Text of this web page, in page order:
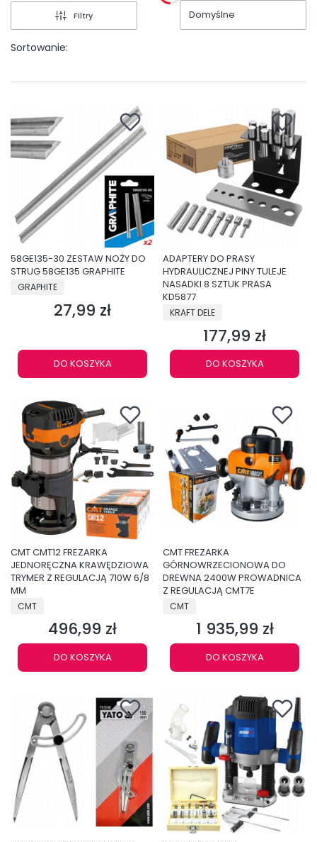
Filtry
Sortowanie:
Domyślne
58GE135-30 ZESTAW NOŻY DO
STRUG 58GE135 GRAPHITE
PRODUCENT
GRAPHITE
Cena
27,99 zł
DO KOSZYKA
ADAPTERY DO PRASY
HYDRAULICZNEJ PINY TULEJE
NASADKI 8 SZTUK PRASA
KD5877
PRODUCENT
KRAFT DELE
Cena
177,99 zł
DO KOSZYKA
CMT CMT12 FREZARKA
JEDNORĘCZNA KRAWĘDZIOWA
TRYMER Z REGULACJĄ 710W 6/8
MM
PRODUCENT
CMT
Cena
496,99 zł
DO KOSZYKA
CMT FREZARKA
GÓRNOWRZECIONOWA DO
DREWNA 2400W PROWADNICA
Z REGULACJĄ CMT7E
PRODUCENT
CMT
Cena
1 935,99 zł
DO KOSZYKA